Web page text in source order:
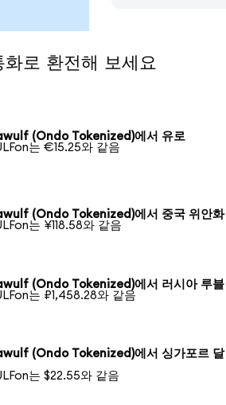
환전해 보세요
(Ondo Tokenized)에서 유로
는 €15.25와 같음
(Ondo Tokenized)에서 중국 위안화
는 ¥118.58와 같음
(Ondo Tokenized)에서 러시아 루블
는 ₽1,458.28와 같음
(Ondo Tokenized)에서 싱가포르 달
는 $22.55와 같음